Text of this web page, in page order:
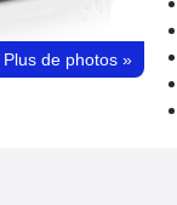
Plus de photos »